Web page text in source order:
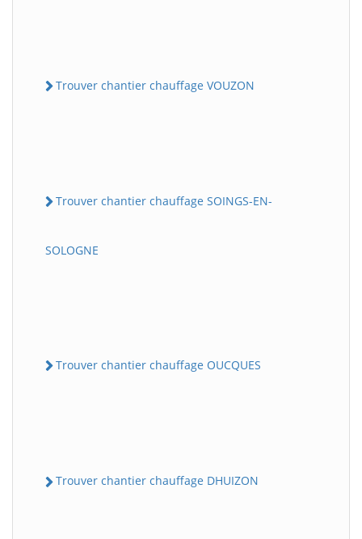
Trouver chantier chauffage VOUZON
Trouver chantier chauffage SOINGS-EN-
SOLOGNE
Trouver chantier chauffage OUCQUES
Trouver chantier chauffage DHUIZON